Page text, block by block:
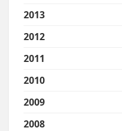
2013
2012
2011
2010
2009
2008